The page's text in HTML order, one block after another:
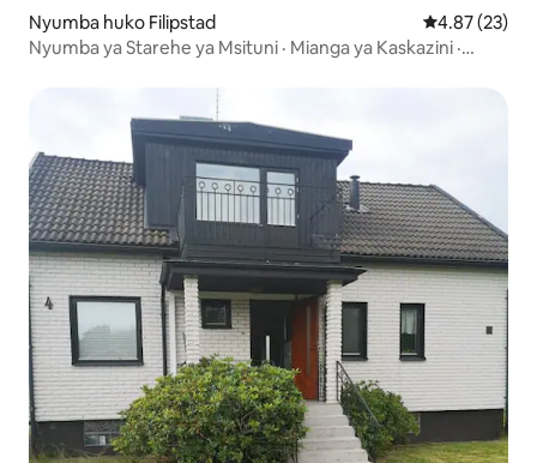
Nyumba huko Filipstad Ukadiriaji wa
4.87 (23)
Nyumba ya Starehe ya Msituni · Mianga ya Kaskazini ·